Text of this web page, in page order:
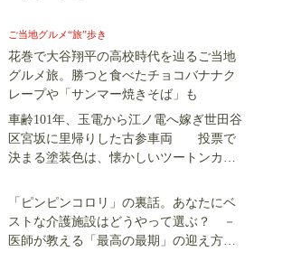
ご当地グルメ“旅”歩き
花巻で大谷翔平の高校時代を辿るご当地
グルメ旅。勝つと食べたチョコバナナク
レープや「サンマー焼きそば」も
車齢101年、玉電から江ノ電へ嫁ぎ世田谷
区宮坂に里帰りした古参車両 投票で
決まる塗装色は、懐かしいツートンカラ
「ピンピンコロリ」の裏話。あなたにベ
ストな介護施設はどうやって選ぶ？ －
医師が教える「最高の最期」の迎え方